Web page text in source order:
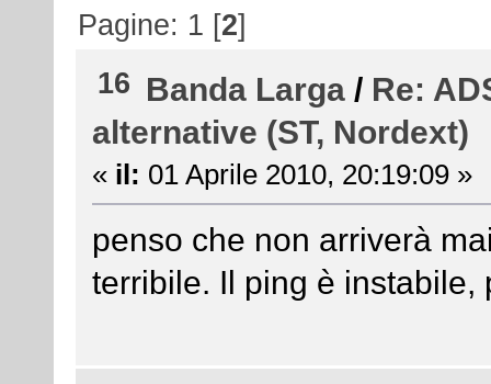
Pagine: 1 [2]
16 Banda Larga / Re:
alternative (ST, Nordext)
« il: 01 Aprile 2010, 20:19:09 »
penso che non arriverà
terribile. Il ping è instabile,